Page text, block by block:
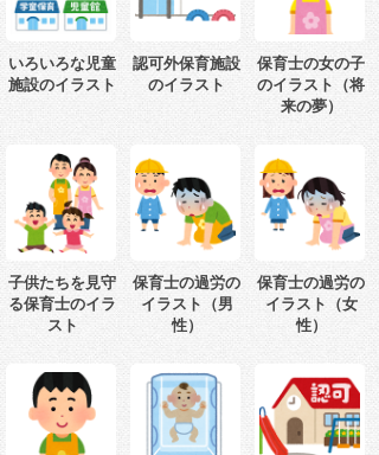
いろいろな児童
施設のイラスト
認可外保育施設
のイラスト
保育士の女の子
のイラスト（将
来の夢）
子供たちを見守
る保育士のイラ
スト
保育士の過労の
イラスト（男
性）
保育士の過労の
イラスト（女
性）